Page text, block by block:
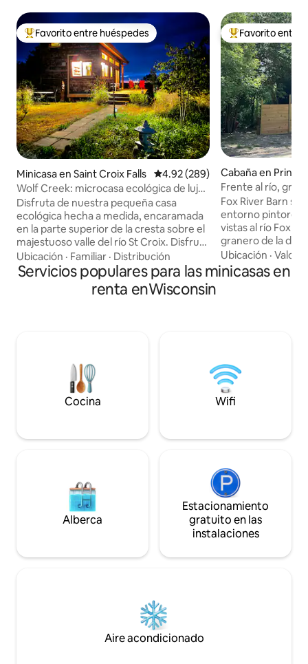
De los mejores en Favorito entre huéspedes
Favorito entre huéspedes
Minicasa en Saint Croix Falls Calificación promedio: 4.92 de
4.92 (289)
Wolf Creek: microcasa ecológica de lujo
en la cresta
Disfruta de nuestra pequeña casa
ecológica hecha a medida, encaramada
en la parte superior de la cresta sobre el
majestuoso valle del río St Croix. Disfruta
de amplias vistas desde la terraza, el loft
o muchas ventanas con vistas al valle.
¡Disfruta de nuestra sauna privada en
forma de barril, fogata, parrilla de gas,
en auto de las ciudades gemelas, ¡te
espera una estancia romántica e
inolvidable!
Ubicación · Familiar · Distribución
De los mejores
Favorito entre
Cabaña en
Frente al río,
*Cargador de
Fox River Barn
entorno
vistas al río Fox
granero de la
convertido con
espacio habitable
servicios
granero. Imagina
formas en que se
a lo largo del
Ubicación ·Valor
Servicios populares para las minicasas en
renta enWisconsin
Cocina Wifi
Alberca
Estacionamiento
gratuito en las
instalaciones
Aire acondicionado